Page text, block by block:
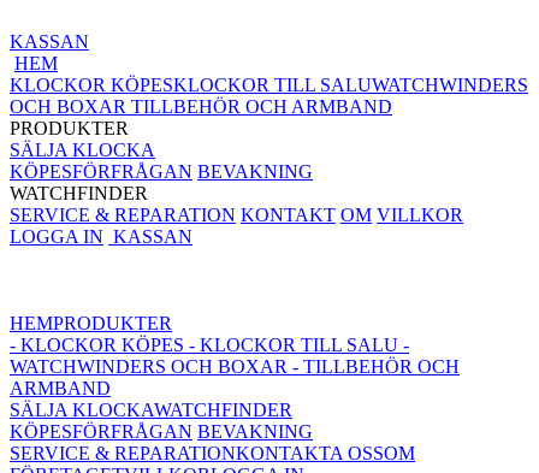
KASSAN
HEM
KLOCKOR KÖPESKLOCKOR TILL SALUWATCHWINDERS
OCH BOXAR TILLBEHÖR OCH ARMBAND
PRODUKTER
SÄLJA KLOCKA
KÖPESFÖRFRÅGAN BEVAKNING
WATCHFINDER
SERVICE & REPARATION KONTAKT OM VILLKOR
LOGGA IN KASSAN
HEMPRODUKTER
- KLOCKOR KÖPES - KLOCKOR TILL SALU -
WATCHWINDERS OCH BOXAR - TILLBEHÖR OCH
ARMBAND
SÄLJA KLOCKAWATCHFINDER
KÖPESFÖRFRÅGAN BEVAKNING
SERVICE & REPARATIONKONTAKTA OSSOM